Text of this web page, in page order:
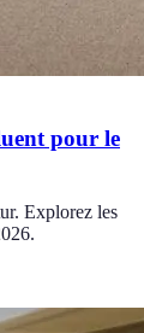
pour le
Explorez les